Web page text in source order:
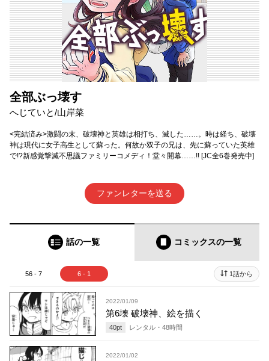
全部ぶっ壊す
へじていと/山岸菜
<完結済み>激闘の末、破壊神と英雄は相打ち、滅した……。時は経ち、破壊
神は現代に女子高生として蘇った。何故か双子の兄は、先に蘇っていた英雄
で!?新感覚撃滅不思議ファミリーコメディ！堂々開幕……!! [JC全6巻発売中]
ファンレターを送る
話の一覧 コミックスの一覧
56 - 7 6 - 1 1話から
2022/01/09
第6壊 破壊神、絵を描く
40pt レンタル・ 48時間
2022/01/02